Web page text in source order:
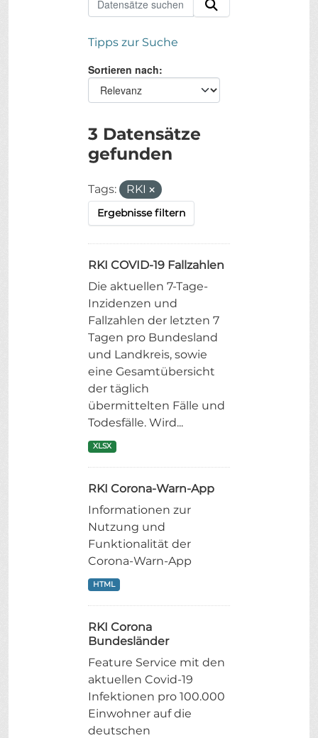
Tipps zur Suche
Sortieren nach
3 Datensätze
gefunden
Tags: RKI
Ergebnisse filtern
RKI COVID-19 Fallzahlen
Die aktuellen 7-Tage-
Inzidenzen und
Fallzahlen der letzten 7
Tagen pro Bundesland
und Landkreis, sowie
eine Gesamtübersicht
der täglich
übermittelten Fälle und
Todesfälle. Wird...
XLSX
RKI Corona-Warn-App
Informationen zur
Nutzung und
Funktionalität der
Corona-Warn-App
HTML
RKI Corona
Bundesländer
Feature Service mit den
aktuellen Covid-19
Infektionen pro 100.000
Einwohner auf die
deutschen